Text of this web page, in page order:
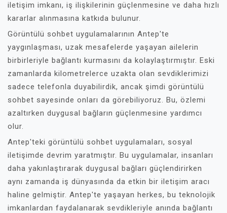
iletişim imkanı, iş ilişkilerinin güçlenmesine ve daha hızlı
kararlar alınmasına katkıda bulunur.
Görüntülü sohbet uygulamalarının Antep'te
yaygınlaşması, uzak mesafelerde yaşayan ailelerin
birbirleriyle bağlantı kurmasını da kolaylaştırmıştır. Eski
zamanlarda kilometrelerce uzakta olan sevdiklerimizi
sadece telefonla duyabilirdik, ancak şimdi görüntülü
sohbet sayesinde onları da görebiliyoruz. Bu, özlemi
azaltırken duygusal bağların güçlenmesine yardımcı
olur.
Antep'teki görüntülü sohbet uygulamaları, sosyal
iletişimde devrim yaratmıştır. Bu uygulamalar, insanları
daha yakınlaştırarak duygusal bağları güçlendirirken
aynı zamanda iş dünyasında da etkin bir iletişim aracı
haline gelmiştir. Antep'te yaşayan herkes, bu teknolojik
imkanlardan faydalanarak sevdikleriyle anında bağlantı